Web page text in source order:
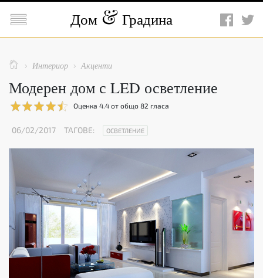
 Дом Градина
  Интериор  Акценти
Модерен дом с LED осветление
Оценка 4.4 от общо 82 гласа
06/02/2017 ТАГОВЕ: ОСВЕТЛЕНИЕ